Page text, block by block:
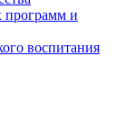
программ и
воспитания